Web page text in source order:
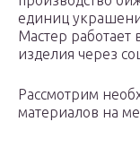
единиц
Мастер работает
изделия через
Рассмотрим
материалов на